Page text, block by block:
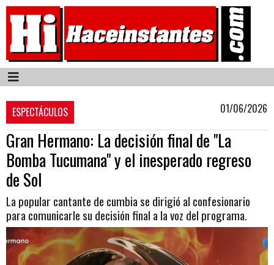
ESPECTÁCULOS 01/06/2026
Gran Hermano: La decisión final de "La
Bomba Tucumana" y el inesperado regreso
de Sol
La popular cantante de cumbia se dirigió al confesionario
para comunicarle su decisión final a la voz del programa.